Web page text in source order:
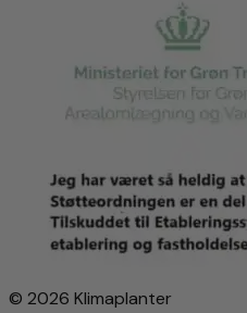
© 2026 Klimaplanter